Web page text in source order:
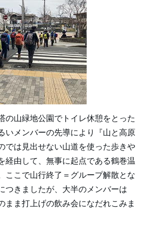
の山緑地公園でトイレ休憩をとった
いメンバーの先導により『山と高原
では見出せない山道を使った歩きや
経由して、無事に起点である鶴巻温
ここで山行終了＝グループ解散とな
つきましたが、大半のメンバーは
まま打上げの飲み会になだれこみま